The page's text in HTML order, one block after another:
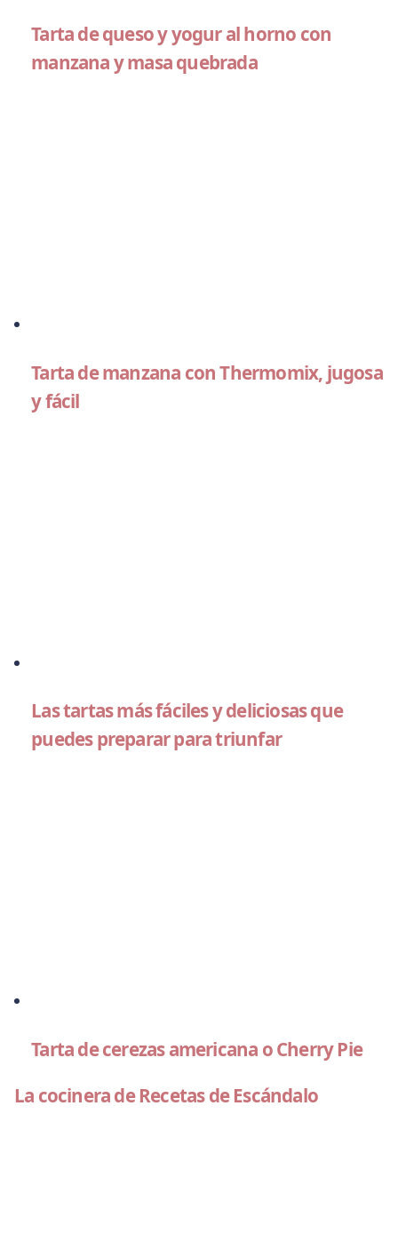
Tarta de queso y yogur al horno con
manzana y masa quebrada
Tarta de manzana con Thermomix, jugosa
y fácil
Las tartas más fáciles y deliciosas que
puedes preparar para triunfar
Tarta de cerezas americana o Cherry Pie
La cocinera de Recetas de Escándalo